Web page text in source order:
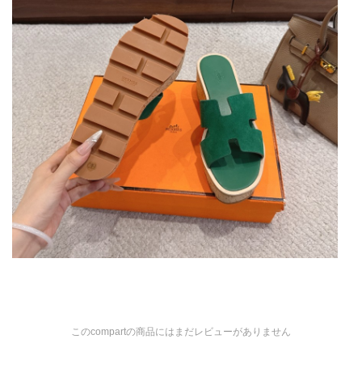
このcompartの商品にはまだレビューがありません